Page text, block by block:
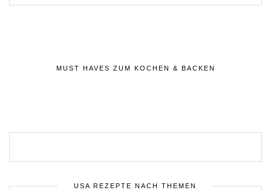
MUST HAVES ZUM KOCHEN & BACKEN
USA REZEPTE NACH THEMEN